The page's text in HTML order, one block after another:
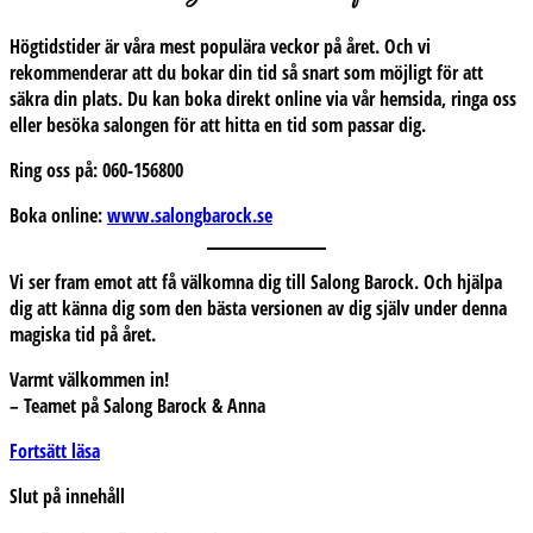
Högtidstider är våra mest populära veckor på året. Och vi
rekommenderar att du bokar din tid så snart som möjligt för att
säkra din plats. Du kan boka direkt online via vår hemsida, ringa oss
eller besöka salongen för att hitta en tid som passar dig.
Ring oss på: 060-156800
Boka online:www.salongbarock.se
Vi ser fram emot att få välkomna dig till Salong Barock. Och hjälpa
dig att känna dig som den bästa versionen av dig själv under denna
magiska tid på året.
Varmt välkommen in!
– Teamet på Salong Barock & Anna
Fortsätt läsaFrisör
är
Slut på innehåll